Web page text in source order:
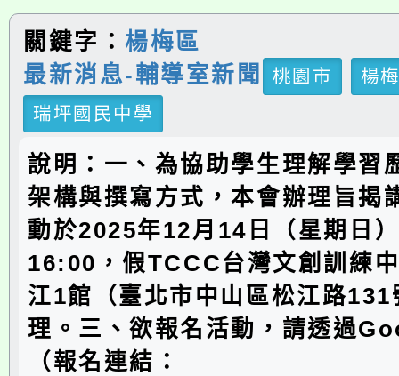
關鍵字： 楊梅區
最新消息-輔導室新聞
桃園市
楊
瑞坪國民中學
說明：一、為協助學生理解學習
架構與撰寫方式，本會辦理旨揭
動於2025年12月14日（星期日
16:00，假TCCC台灣文創訓練
江1館（臺北市中山區松江路131
理。三、欲報名活動，請透過
（報名連結：